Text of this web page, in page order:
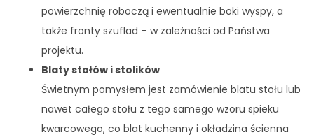
powierzchnię roboczą i ewentualnie boki wyspy, a
także fronty szuflad – w zależności od Państwa
projektu.
Blaty stołów i stolików
Świetnym pomysłem jest zamówienie blatu stołu lub
nawet całego stołu z tego samego wzoru spieku
kwarcowego, co blat kuchenny i okładzina ścienna